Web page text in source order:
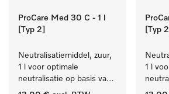
ProCare Med 30 C - 1 l
[Typ 2]
Neutralisatiemiddel, zuur,
1 l voor optimale
neutralisatie op basis van
organische zuren.
[Typ 2]
1 l